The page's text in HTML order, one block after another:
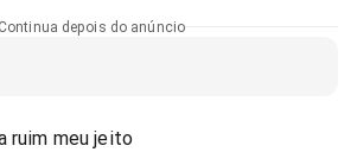
Continua depois do anúncio
ruim meu jeito